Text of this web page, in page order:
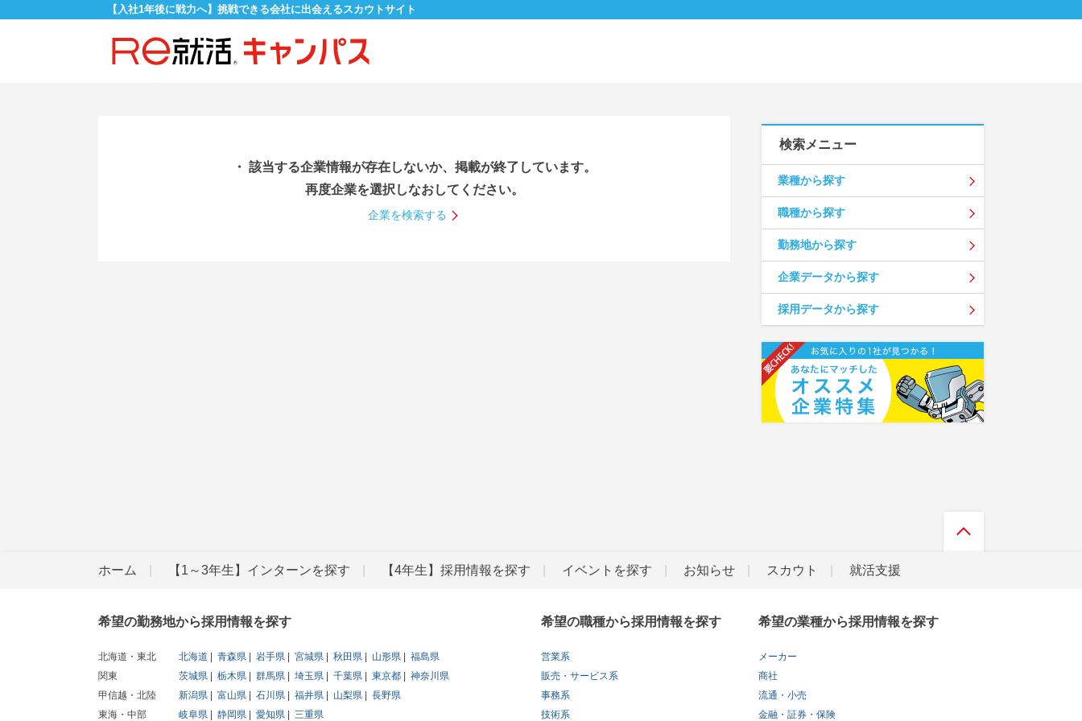
【入社1年後に戦力へ】挑戦できる会社に出会えるスカウトサイト
・ 該当する企業情報が存在しないか、掲載が終了しています。
再度企業を選択しなおしてください。
企業を検索する
検索メニュー
業種から探す
職種から探す
勤務地から探す
企業データから探す
採用データから探す
ホーム 【1～3年生】インターンを探す 【4年生】採用情報を探す イベントを探す お知らせ スカウト 就活支援
希望の勤務地から採用情報を探す
北海道・東北 北海道 青森県 岩手県 宮城県 秋田県 山形県
福島県
関東
茨城県 栃木県 群馬県 埼玉県 千葉県 東京都
神奈川県
甲信越・北陸
新潟県 富山県 石川県 福井県 山梨県
長野県
東海・中部
岐阜県 静岡県 愛知県 三重県
希望の職種から採用情報を探す
営業系
販売・サービス系
事務系
技術系
希望の業種から採用情報を探す
メーカー
商社
流通・小売
金融・証券・保険